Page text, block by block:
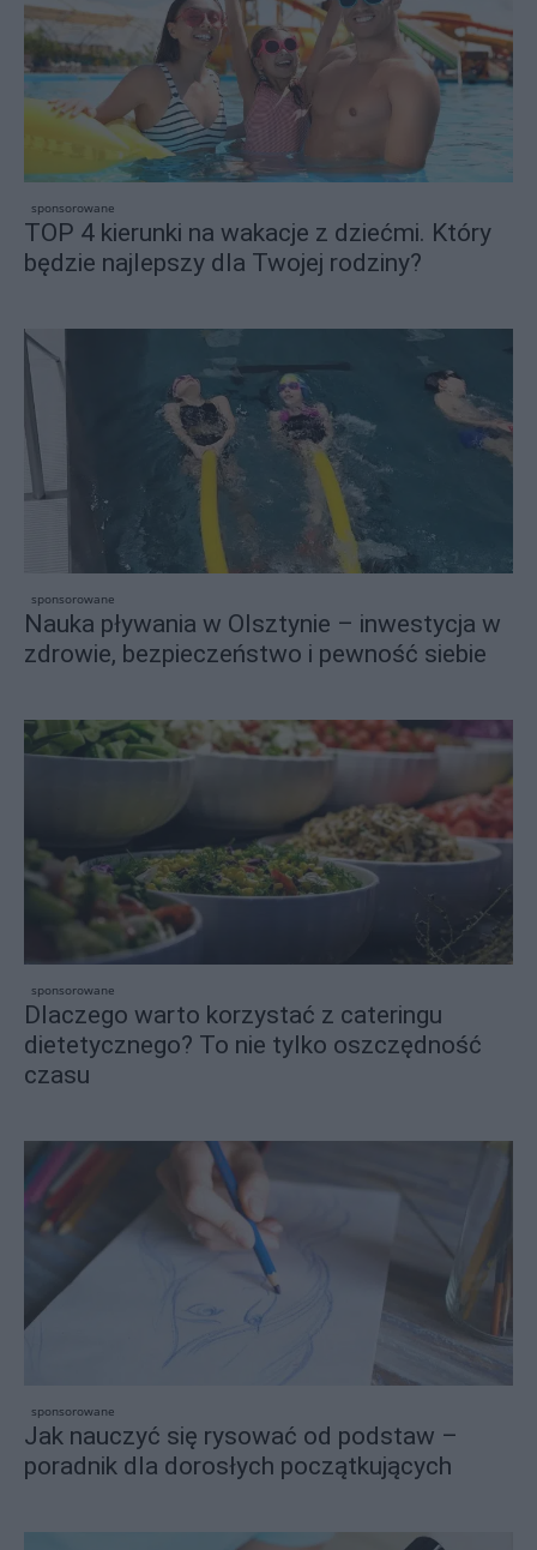
sponsorowane
TOP 4 kierunki na wakacje z dziećmi. Który
będzie najlepszy dla Twojej rodziny?
sponsorowane
Nauka pływania w Olsztynie – inwestycja w
zdrowie, bezpieczeństwo i pewność siebie
sponsorowane
Dlaczego warto korzystać z cateringu
dietetycznego? To nie tylko oszczędność
czasu
sponsorowane
Jak nauczyć się rysować od podstaw –
poradnik dla dorosłych początkujących